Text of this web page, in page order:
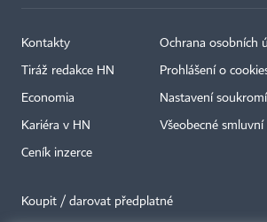
Kontakty
Tiráž redakce HN
Economia
Kariéra v HN
Ceník inzerce
Ochrana osobních
Prohlášení o
Nastavení soukromí
Všeobecné
Koupit / darovat předplatné